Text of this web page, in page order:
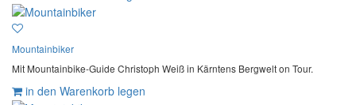
Mountainbiker
Mit Mountainbike-Guide Christoph Weiß in Kärntens Bergwelt on Tour.
in den Warenkorb legen